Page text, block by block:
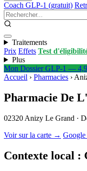
Coach GLP-1 (gratuit)
Traitements
Prix Effets Test
Plus
Mon Dossier GLP-1 —
Accueil › Pharmacies ›
Pharmacie De
02320 Anizy Le Grand ·
Voir sur la carte →
Contexte local :